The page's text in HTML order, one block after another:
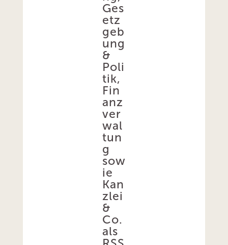
Ges
etz
geb
ung
&
Poli
tik,
Fin
anz
ver
wal
tun
g
sow
ie
Kan
zlei
&
Co.
als